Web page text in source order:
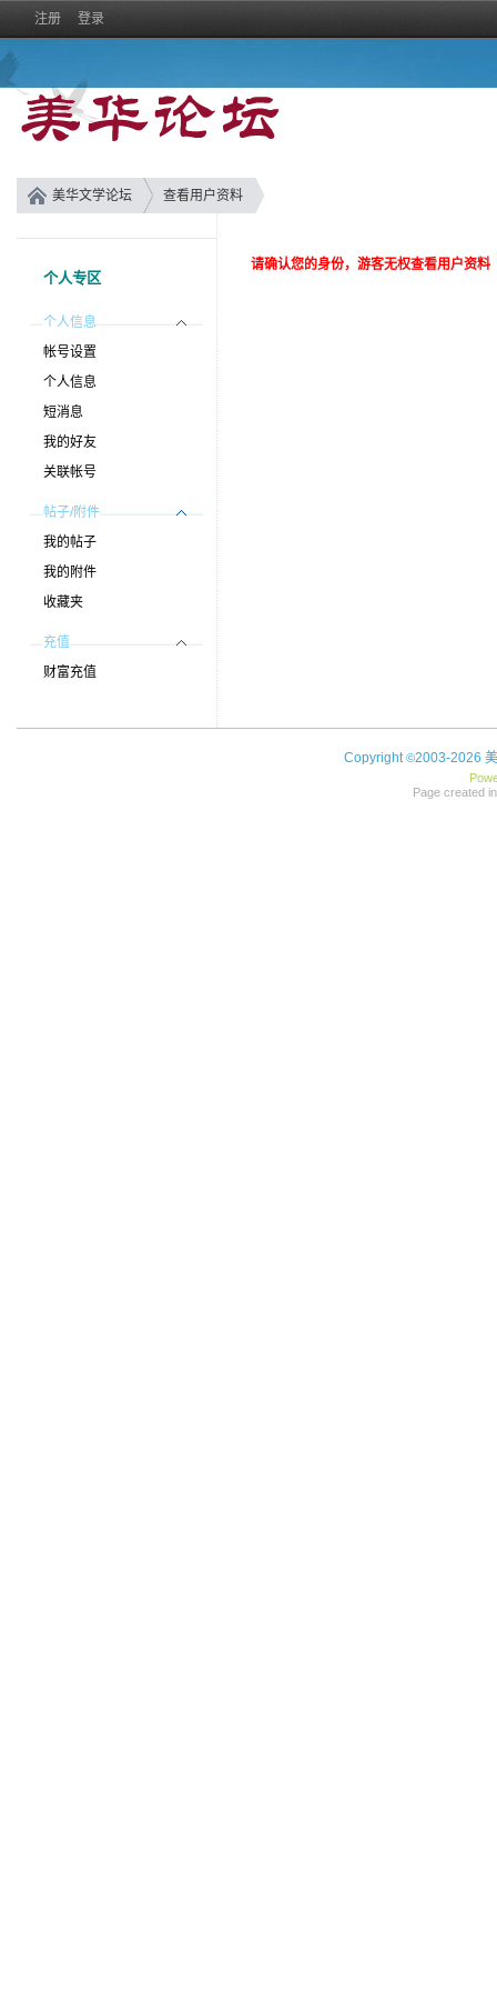
注册 登录
美华文学论坛 查看用户资料
个人专区
个人信息
帐号设置
个人信息
短消息
我的好友
关联帐号
帖子/附件
我的帖子
我的附件
收藏夹
充值
财富充值
请确认您的身份，游客无权查看用户资料
Copyright©2003-2026
Page created